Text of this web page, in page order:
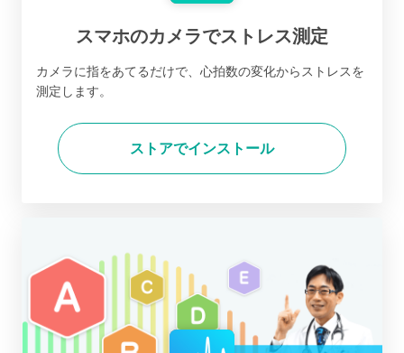
スマホのカメラでストレス測定
カメラに指をあてるだけで、心拍数の変化からストレスを
測定します。
ストアでインストール